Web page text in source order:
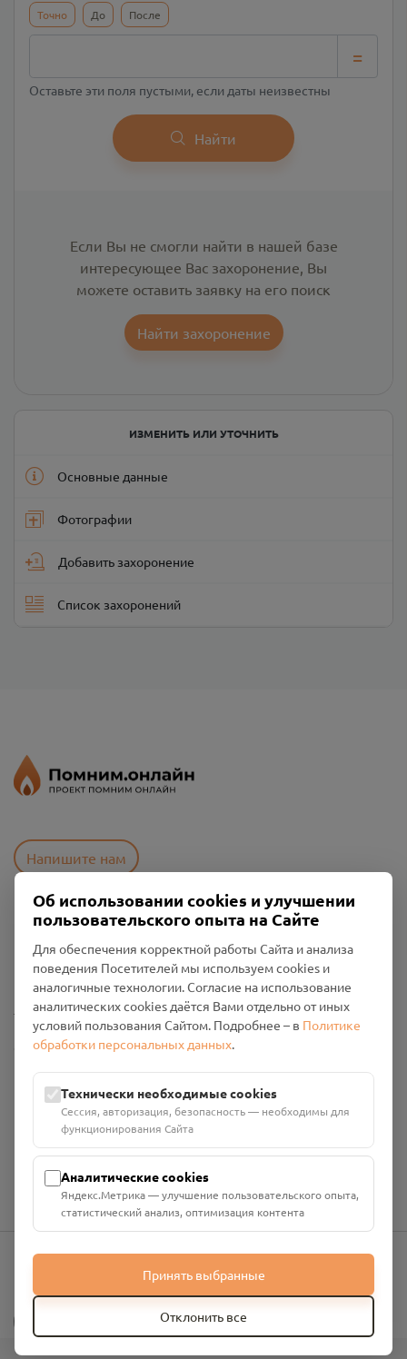
Точно До После
=
Оставьте эти поля пустыми, если даты неизвестны
Найти
Если Вы не смогли найти в нашей базе
интересующее Вас захоронение, Вы
можете оставить заявку на его поиск
Найти захоронение
ИЗМЕНИТЬ ИЛИ УТОЧНИТЬ
Основные данные
Фотографии
Добавить захоронение
Список захоронений
Напишите нам
Пользовательское соглашение
Политика конфиденциальности
Промо-материалы
Настройки cookies
Общество с ограниченной ответственностью «Смоленский
ИНН: 6700029207 ОГРН: 1256700001986
Юридический адрес: 216790, Смоленская область, р-н
Руднянский, г. Рудня, улица Западная, д. 26А, пом. 18
Номер счёта: 40702810901130004287 в АО "АЛЬФА-БАНК"
Кор. счёт: 30101810200000000593
info@pomnim.online
Об использовании cookies и улучшении
пользовательского опыта на Сайте
Для обеспечения корректной работы Сайта и анализа
поведения Посетителей мы используем cookies и
аналогичные технологии. Согласие на использование
аналитических cookies даётся Вами отдельно от иных
условий пользования Сайтом. Подробнее – в Политике
обработки персональных данных.
Технически необходимые cookies
Сессия, авторизация, безопасность — необходимы для
функционирования Сайта
Аналитические cookies
Яндекс.Метрика — улучшение пользовательского опыта,
статистический анализ, оптимизация контента
Принять выбранные
Отклонить все